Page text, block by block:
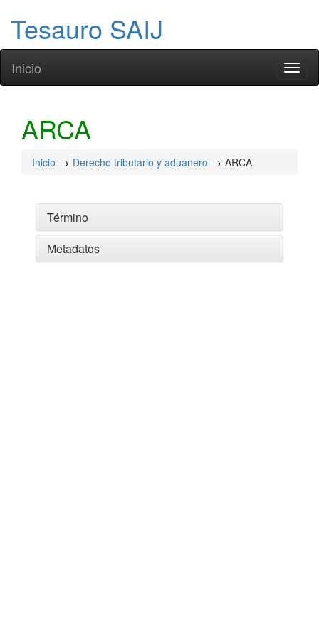
Tesauro SAIJ
Inicio
ARCA
Inicio Derecho tributario y aduanero ARCA
Término
Metadatos